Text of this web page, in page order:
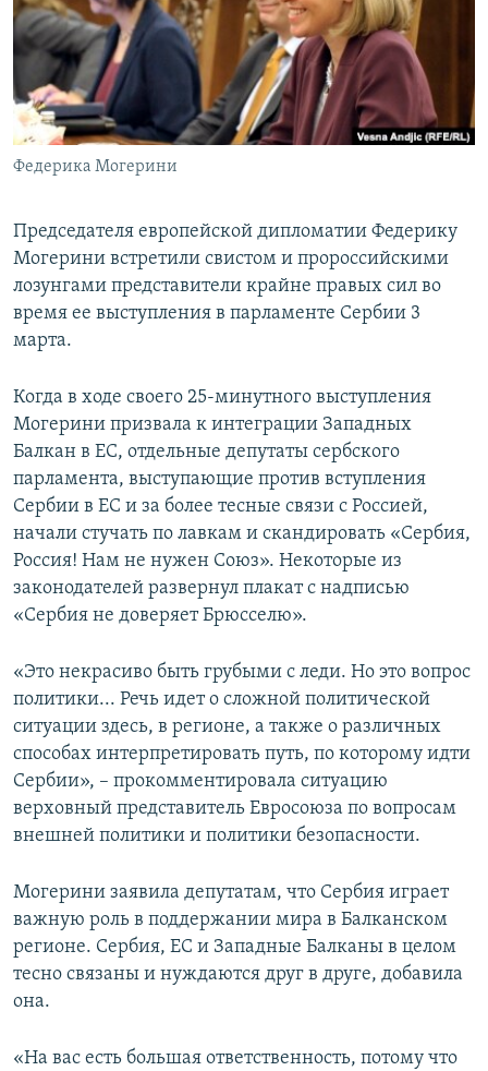
ПОБЕДИТЕЛЕЙ НЕ СУДЯТ?
КРЫМ.НЕПОКОРЕННЫЙ
ELIFBE
УКРАИНСКАЯ ПРОБЛЕМА КРЫМА
ПРИСОЕДИНЯЙТЕСЬ!
Все сайты RFE/RL
Федерика Могерини
Председателя европейской дипломатии Федерику
Могерини встретили свистом и пророссийскими
лозунгами представители крайне правых сил во
время ее выступления в парламенте Сербии 3
марта.
Когда в ходе своего 25-минутного выступления
Могерини призвала к интеграции Западных
Балкан в ЕС, отдельные депутаты сербского
парламента, выступающие против вступления
Сербии в ЕС и за более тесные связи с Россией,
начали стучать по лавкам и скандировать «Сербия,
Россия! Нам не нужен Союз». Некоторые из
законодателей развернул плакат с надписью
«Сербия не доверяет Брюсселю».
«Это некрасиво быть грубыми с леди. Но это вопрос
политики... Речь идет о сложной политической
ситуации здесь, в регионе, а также о различных
способах интерпретировать путь, по которому идти
Сербии», – прокомментировала ситуацию
верховный представитель Евросоюза по вопросам
внешней политики и политики безопасности.
Могерини заявила депутатам, что Сербия играет
важную роль в поддержании мира в Балканском
регионе. Сербия, ЕС и Западные Балканы в целом
тесно связаны и нуждаются друг в друге, добавила
она.
«На вас есть большая ответственность, потому что